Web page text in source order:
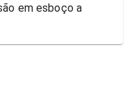
em esboço a